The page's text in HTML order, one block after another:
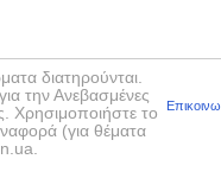
διατηρούνται.
την Ανεβασμένες
Χρησιμοποιήστε το
(για θέματα